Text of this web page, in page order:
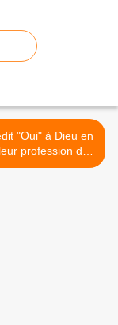
"Oui" à Dieu en
profession de
Foi! >